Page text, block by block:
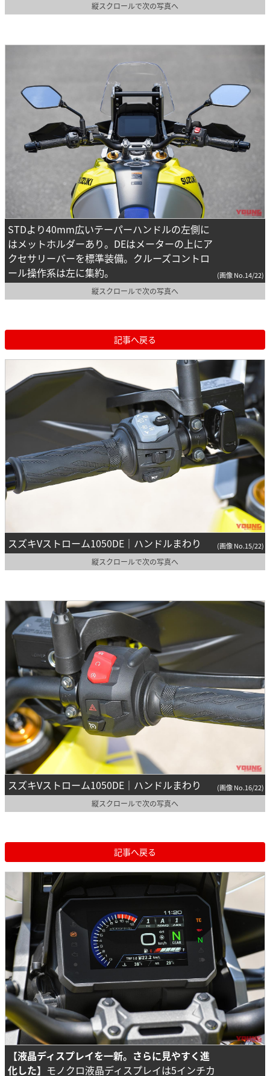
縦スクロールで次の写真へ
STDより40mm広いテーパーハンドルの左側に
はメットホルダーあり。DEはメーターの上にア
クセサリーバーを標準装備。クルーズコントロ
ール操作系は左に集約。
(画像 No.14/22)
縦スクロールで次の写真へ
記事へ戻る
スズキVストローム1050DE｜ハンドルまわり (画像 No.15/22)
縦スクロールで次の写真へ
スズキVストローム1050DE｜ハンドルまわり (画像 No.16/22)
縦スクロールで次の写真へ
記事へ戻る
【液晶ディスプレイを一新。さらに見やすく進
化した】 モノクロ液晶ディスプレイは5インチカ